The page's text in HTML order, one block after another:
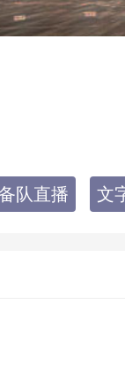
队直播
文